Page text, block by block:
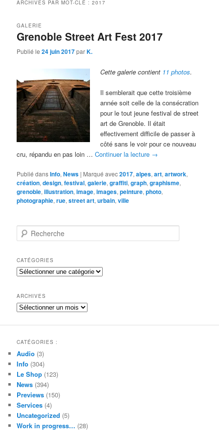
ARCHIVES PAR MOT-CLÉ :2017
Grenoble Street Art Fest 2017
GALERIE
Publié le24 juin 2017parK.
Cette galerie contient 11 photos.
Il semblerait que cette troisième
année soit celle de la consécration
pour le tout jeune festival de street
art de Grenoble. Il était
effectivement difficile de passer à
côté sans le voir pour ce nouveau
cru, répandu en pas loin …Continuer la lecture →
Publié dansInfo,News | Marqué avec2017,alpes,art,artwork,
création,design,festival,galerie,graffiti,graph,graphisme,
grenoble,illustration,image,images,peinture,photo,
photographie,rue,street art,urbain,ville
e
h
e
r
h
e
CATÉGORIES
Catégories
ARCHIVES
Archives
CATÉGORIES :
Audio (3)
Info (304)
Le Shop (123)
News (394)
Previews (150)
Services (4)
Uncategorized (5)
Work in progress… (28)